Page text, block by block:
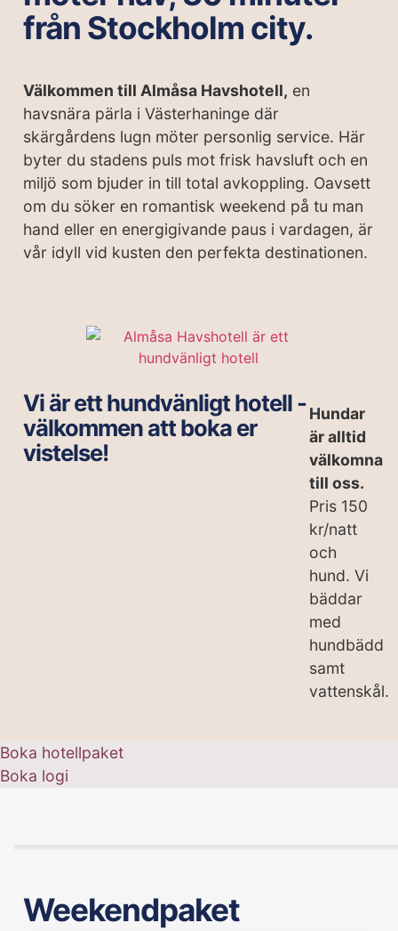
från Stockholm city.
Välkommen till Almåsa Havshotell, en
havsnära pärla i Västerhaninge där
skärgårdens lugn möter personlig service. Här
byter du stadens puls mot frisk havsluft och en
miljö som bjuder in till total avkoppling. Oavsett
om du söker en romantisk weekend på tu man
hand eller en energigivande paus i vardagen, är
vår idyll vid kusten den perfekta destinationen.
Vi är ett hundvänligt hotell -
välkommen att boka er
vistelse!
Hundar
är alltid
välkomna
till oss.
Pris 150
kr/natt
och
hund. Vi
bäddar
med
hundbädd
samt
vattenskål.
Boka hotellpaket
Boka logi
Weekendpaket